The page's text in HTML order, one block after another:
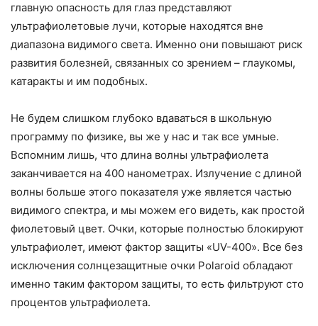
главную опасность для глаз представляют
ультрафиолетовые лучи, которые находятся вне
диапазона видимого света. Именно они повышают риск
развития болезней, связанных со зрением – глаукомы,
катаракты и им подобных.
Не будем слишком глубоко вдаваться в школьную
программу по физике, вы же у нас и так все умные.
Вспомним лишь, что длина волны ультрафиолета
заканчивается на 400 нанометрах. Излучение с длиной
волны больше этого показателя уже является частью
видимого спектра, и мы можем его видеть, как простой
фиолетовый цвет. Очки, которые полностью блокируют
ультрафиолет, имеют фактор защиты «UV-400». Все без
исключения солнцезащитные очки Polaroid обладают
именно таким фактором защиты, то есть фильтруют сто
процентов ультрафиолета.